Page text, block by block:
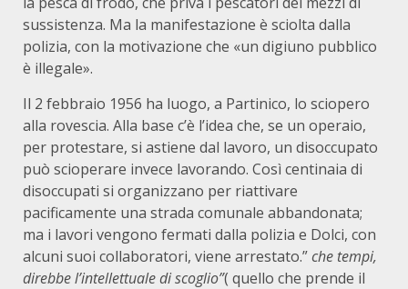
sussistenza. Ma la manifestazione è sciolta dalla
polizia, con la motivazione che «un digiuno pubblico
è illegale».
Il 2 febbraio 1956 ha luogo, a Partinico, lo sciopero
alla rovescia. Alla base c’è l’idea che, se un operaio,
per protestare, si astiene dal lavoro, un disoccupato
può scioperare invece lavorando. Così centinaia di
disoccupati si organizzano per riattivare
pacificamente una strada comunale abbandonata;
ma i lavori vengono fermati dalla polizia e Dolci, con
alcuni suoi collaboratori, viene arrestato.”che tempi,
direbbe l’intellettuale di scoglio”( quello che prende il